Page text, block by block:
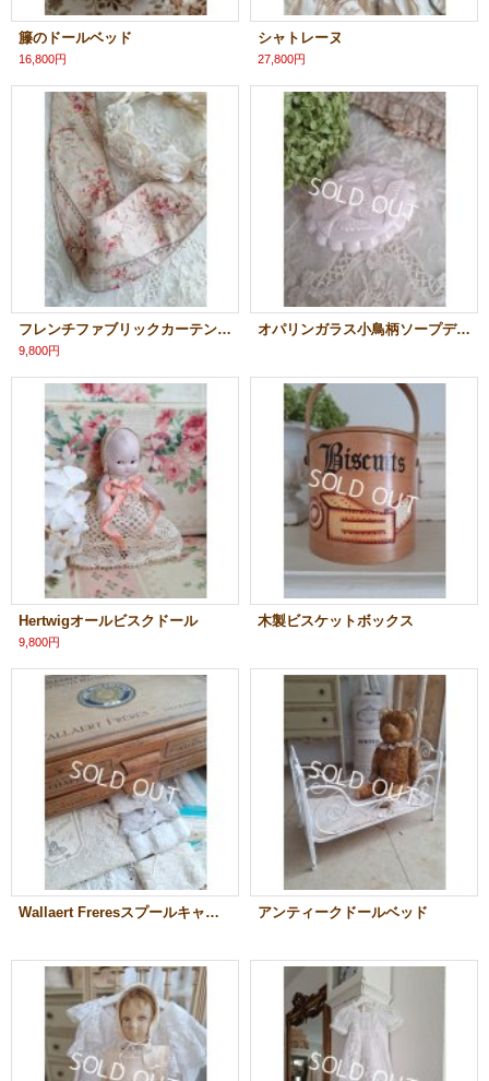
籐のドールベッド
16,800円
シャトレーヌ
27,800円
フレンチファブリックカーテンタッセル
9,800円
オパリンガラス小鳥柄ソープディッシュ
Hertwigオールビスクドール
9,800円
木製ビスケットボックス
Wallaert Freresスプールキャビネット アンティークドールベッド